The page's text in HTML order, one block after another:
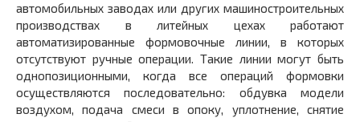
автомобильных заводах или других машиностроительных
производствах в литейных цехах работают
автоматизированные формовочные линии, в которых
отсутствуют ручные операции. Такие линии могут быть
однопозиционными, когда все операций формовки
осуществляются последовательно: обдувка модели
воздухом, подача смеси в опоку, уплотнение, снятие